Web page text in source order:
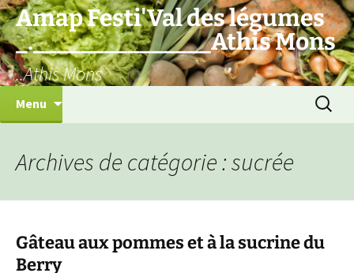
Aller
au
contenu
Amap Festi'Val des légumes
_._______________Athis Mons
..Athis Mons
Menu
Archives de catégorie : sucrée
Gâteau aux pommes et à la sucrine du
Berry